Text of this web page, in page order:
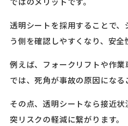
透明シートを採用することで、
う側を確認しやすくなり、安全
例えば、フォークリフトや作
では、死角が事故の原因になる
その点、透明シートなら接近
突リスクの軽減に繋がります。